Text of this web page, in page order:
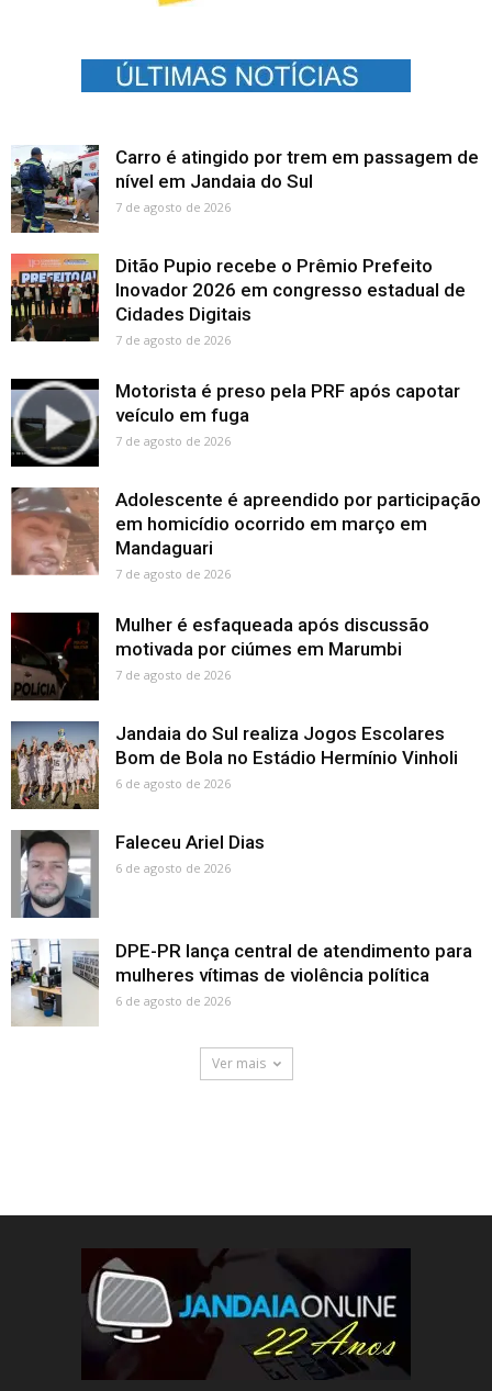
Carro é atingido por trem em passagem de
nível em Jandaia do Sul
7 de agosto de 2026
Ditão Pupio recebe o Prêmio Prefeito
Inovador 2026 em congresso estadual de
Cidades Digitais
7 de agosto de 2026
Motorista é preso pela PRF após capotar
veículo em fuga
7 de agosto de 2026
Adolescente é apreendido por participação
em homicídio ocorrido em março em
Mandaguari
7 de agosto de 2026
Mulher é esfaqueada após discussão
motivada por ciúmes em Marumbi
7 de agosto de 2026
Jandaia do Sul realiza Jogos Escolares
Bom de Bola no Estádio Hermínio Vinholi
6 de agosto de 2026
Faleceu Ariel Dias
6 de agosto de 2026
DPE-PR lança central de atendimento para
mulheres vítimas de violência política
6 de agosto de 2026
Ver mais